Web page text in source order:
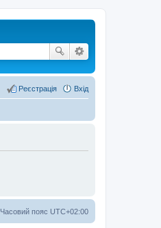
Вхід
Реєстрація
Часовий пояс UTC+02:00